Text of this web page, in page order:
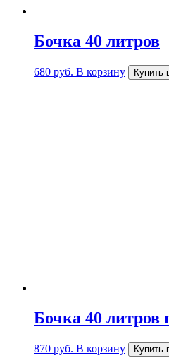
Бочка 40 литров
680 руб. В корзину Купить
Бочка 40 литров
870 руб. В корзину Купить